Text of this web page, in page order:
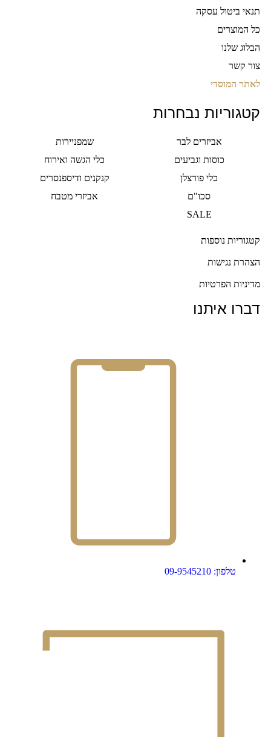
תנאי ביטול עסקה
כל המוצרים
הבלוג שלנו
צור קשר
לאתר המוסדי
קטגוריות נבחרות
אביזרים לבר
שמפניירות
כוסות וגביעים
כלי הגשה ואירוח
כלי פורצלן
קנקנים ודיספנסרים
סכו"ם
אביזרי מטבח
SALE
קטגוריות נוספות
הצהרת נגישות
מדיניות הפרטיות
דברו איתנו
טלפון: 09-9545210